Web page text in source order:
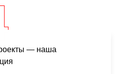
— наша